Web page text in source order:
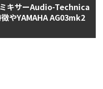
ミキサーAudio-Technica
やYAMAHA AG03mk2